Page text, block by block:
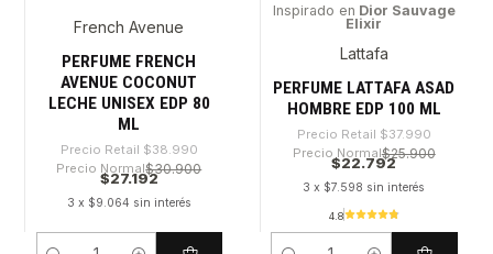
-30%French Avenue
PERFUME FRENCH
AVENUE COCONUT
LECHE UNISEX EDP 80
ML
Precio Retail $38.990
Precio Normal$30.900
$27.192
3 x $9.064 sin interés
Inspirado en Dior Sauvage
Elixir
Lattafa
PERFUME LATTAFA ASAD
HOMBRE EDP 100 ML
Precio Retail $37.990
Precio Normal$25.900
$22.792
3 x $7.598 sin interés
4.8